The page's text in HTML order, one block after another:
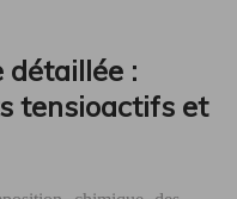
détaillée :
tensioactifs et